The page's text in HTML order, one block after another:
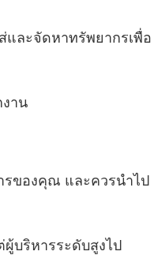
และจัดหาทรัพยากรเพื่อ
าน
รของคุณ และควรนําไป
บริหารระดับสูงไป